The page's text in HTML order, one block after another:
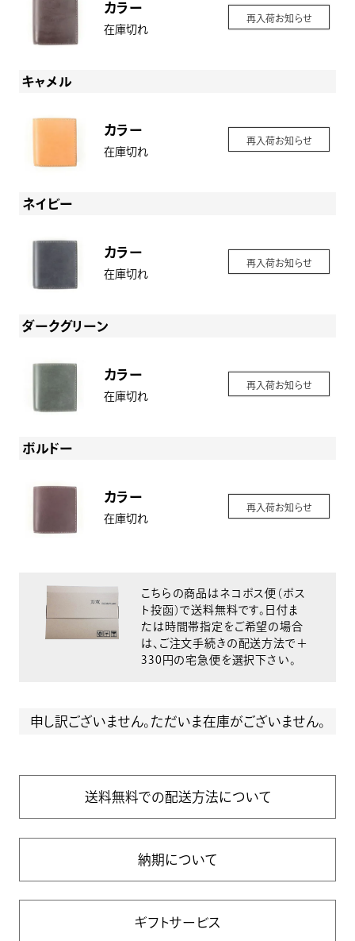
カラー
在庫切れ
再入荷お知らせ
キャメル
カラー
在庫切れ
再入荷お知らせ
ネイビー
カラー
在庫切れ
再入荷お知らせ
ダークグリーン
カラー
在庫切れ
再入荷お知らせ
ボルドー
カラー
在庫切れ
再入荷お知らせ
こちらの商品はネコポス便（ポス
ト投函）で送料無料です。日付ま
たは時間帯指定をご希望の場合
は、ご注文手続きの配送方法で＋
330円の宅急便を選択下さい。
申し訳ございません。ただいま在庫がございません。
送料無料での配送方法について
納期について
ギフトサービス